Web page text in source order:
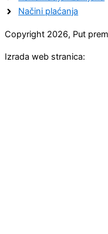
Načini plaćanja
Copyright 2026, Put
Izrada web stranica: